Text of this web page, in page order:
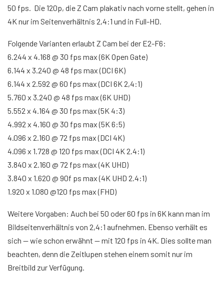
50 fps. Die 120p, die Z Cam plakativ nach vorne stellt, gehen in
4K nur im Seitenverhältnis 2,4:1 und in Full-HD.
Folgende Varianten erlaubt Z Cam bei der E2-F6:
6.244 x 4.168 @ 30 fps max (6K Open Gate)
6.144 x 3.240 @ 48 fps max (DCI 6K)
6.144 x 2.592 @ 60 fps max (DCI 6K 2,4:1)
5.760 x 3.240 @ 48 fps max (6K UHD)
5.552 x 4.164 @ 30 fps max (5K 4:3)
4.992 x 4.160 @ 30 fps max (5K 6:5)
4.096 x 2.160 @ 72 fps max (DCI 4K)
4.096 x 1.728 @ 120 fps max (DCI 4K 2.4:1)
3.840 x 2.160 @ 72 fps max (4K UHD)
3.840 x 1.620 @ 90f ps max (4K UHD 2.4:1)
1.920 x 1.080 @120 fps max (FHD)
Weitere Vorgaben: Auch bei 50 oder 60 fps in 6K kann man im
Bildseitenverhältnis von 2,4:1 aufnehmen. Ebenso verhält es
sich — wie schon erwähnt — mit 120 fps in 4K. Dies sollte man
beachten, denn die Zeitlupen stehen einem somit nur im
Breitbild zur Verfügung.